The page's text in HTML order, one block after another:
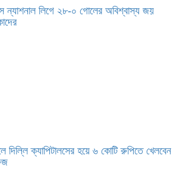
ন্যাশনাল লিগে ২৮-০ গোলের অবিশ্বাস্য জয়
দিল্লি ক্যাপিটালসের হয়ে ৬ কোটি রুপিতে খেলবেন